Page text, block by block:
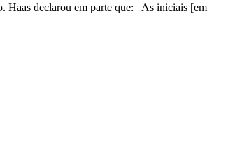
Haas declarou em parte que: As iniciais [em